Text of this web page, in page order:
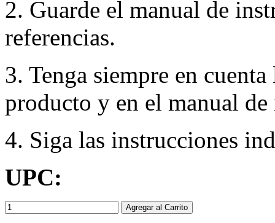
2. Guarde el manual de
referencias.
3. Tenga siempre en
producto y en el manual
4. Siga las instrucciones
UPC:
Agregar al Carrito